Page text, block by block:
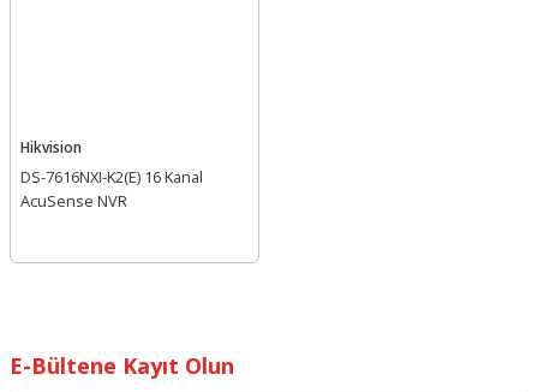
Hikvision
DS-7616NXI-K2(E) 16 Kanal
AcuSense NVR
E-Bültene Kayıt Olun